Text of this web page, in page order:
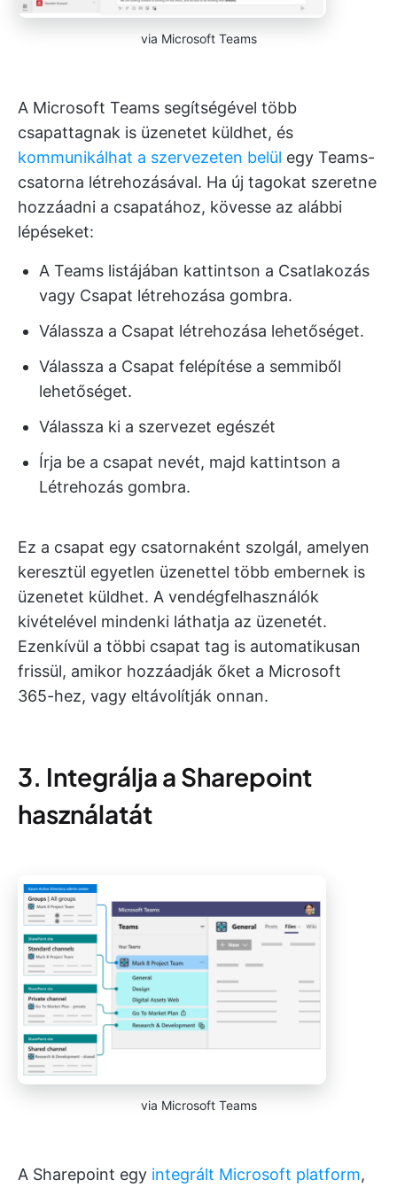
via Microsoft Teams
A Microsoft Teams segítségével több
csapattagnak is üzenetet küldhet, és
kommunikálhat a szervezeten belül egy Teams-
csatorna létrehozásával. Ha új tagokat szeretne
hozzáadni a csapatához, kövesse az alábbi
lépéseket:
A Teams listájában kattintson a Csatlakozás
vagy Csapat létrehozása gombra.
Válassza a Csapat létrehozása lehetőséget.
Válassza a Csapat felépítése a semmiből
lehetőséget.
Válassza ki a szervezet egészét
Írja be a csapat nevét, majd kattintson a
Létrehozás gombra.
Ez a csapat egy csatornaként szolgál, amelyen
keresztül egyetlen üzenettel több embernek is
üzenetet küldhet. A vendégfelhasználók
kivételével mindenki láthatja az üzenetét.
Ezenkívül a többi csapat tag is automatikusan
frissül, amikor hozzáadják őket a Microsoft
365-hez, vagy eltávolítják onnan.
3. Integrálja a Sharepoint
használatát
via Microsoft Teams
A Sharepoint egy integrált Microsoft platform,